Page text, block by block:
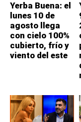
Yerba Buena: el
lunes 10 de
agosto llega
con cielo 100%
cubierto, frío y
viento del este